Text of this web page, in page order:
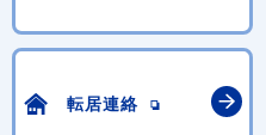
転居連絡